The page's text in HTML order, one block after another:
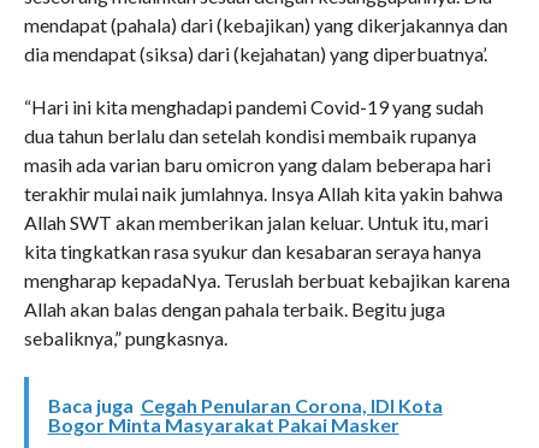
mendapat (pahala) dari (kebajikan) yang dikerjakannya dan
dia mendapat (siksa) dari (kejahatan) yang diperbuatnya’.
“Hari ini kita menghadapi pandemi Covid-19 yang sudah
dua tahun berlalu dan setelah kondisi membaik rupanya
masih ada varian baru omicron yang dalam beberapa hari
terakhir mulai naik jumlahnya. Insya Allah kita yakin bahwa
Allah SWT akan memberikan jalan keluar. Untuk itu, mari
kita tingkatkan rasa syukur dan kesabaran seraya hanya
mengharap kepadaNya. Teruslah berbuat kebajikan karena
Allah akan balas dengan pahala terbaik. Begitu juga
sebaliknya,” pungkasnya.
Baca juga Cegah Penularan Corona, IDI Kota
Bogor Minta Masyarakat Pakai Masker